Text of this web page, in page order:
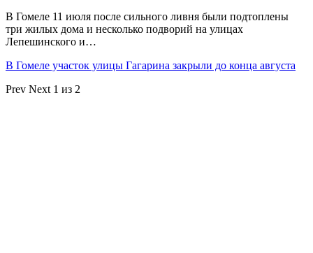
В Гомеле 11 июля после сильного ливня были подтоплены
три жилых дома и несколько подворий на улицах
Лепешинского и…
В Гомеле участок улицы Гагарина закрыли до конца августа
Prev Next 1 из 2